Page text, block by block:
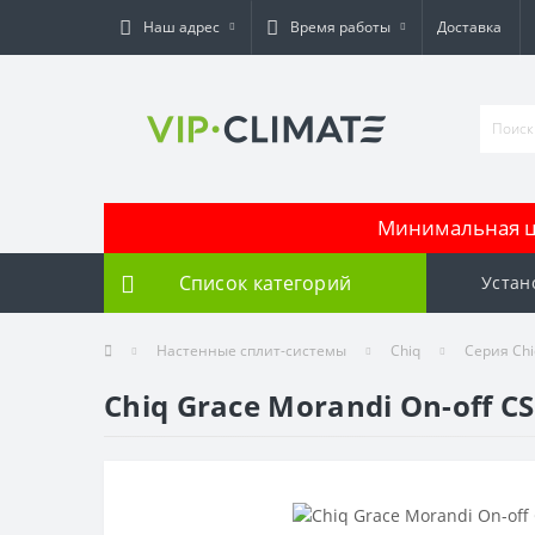
Наш адрес Время работы Доставка
Минимальная
Список категорий
Настенные сплит-системы Chiq Серия
Chiq Grace Morandi On-off